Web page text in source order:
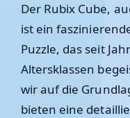
Der Rubix Cube,
ist ein
Puzzle, das seit
Altersklassen
wir auf die
bieten eine